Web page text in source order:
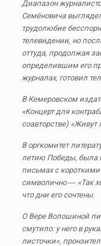
Диапазон
Семёновича
трудолюбие
телевидении, но
оттуда, продолжая
определившим его
журналах, готовил
В Кемеровском
«Концерт для
соавторстве)
В оргкомитет
летию Победы, была
письмах с
символично ― «Так
что дни его сочтены.
О Вере Волошиной
смутило: у него в
листочки»,